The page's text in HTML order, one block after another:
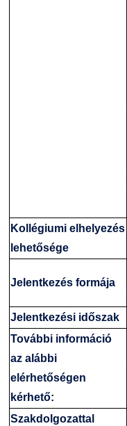
Kollégiumi elhelyezés
lehetősége
Jelentkezés formája
Jelentkezési időszak
További információ
az alábbi
elérhetőségen
kérhető:
Szakdolgozattal